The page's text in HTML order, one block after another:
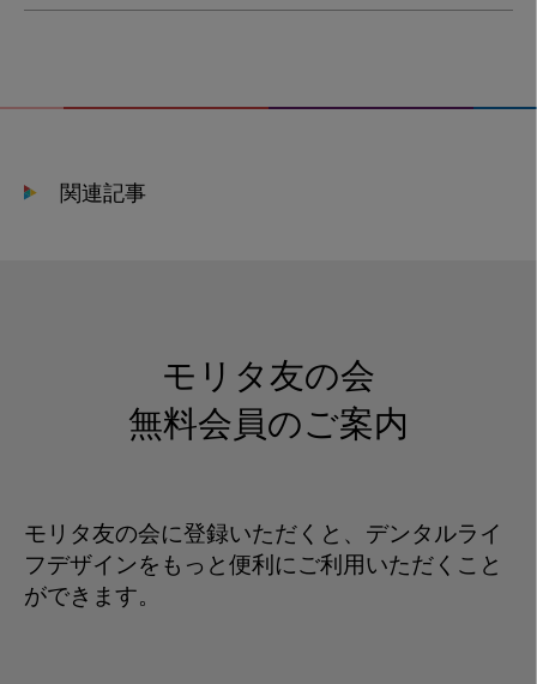
関連記事
モリタ友の会
無料会員のご案内
モリタ友の会に登録いただくと、デンタルライ
フデザインをもっと便利にご利用いただくこと
ができます。